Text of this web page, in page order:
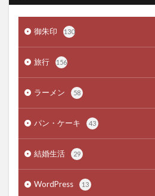
御朱印 130
旅行 156
ラーメン 58
パン・ケーキ 43
結婚生活 29
WordPress 13